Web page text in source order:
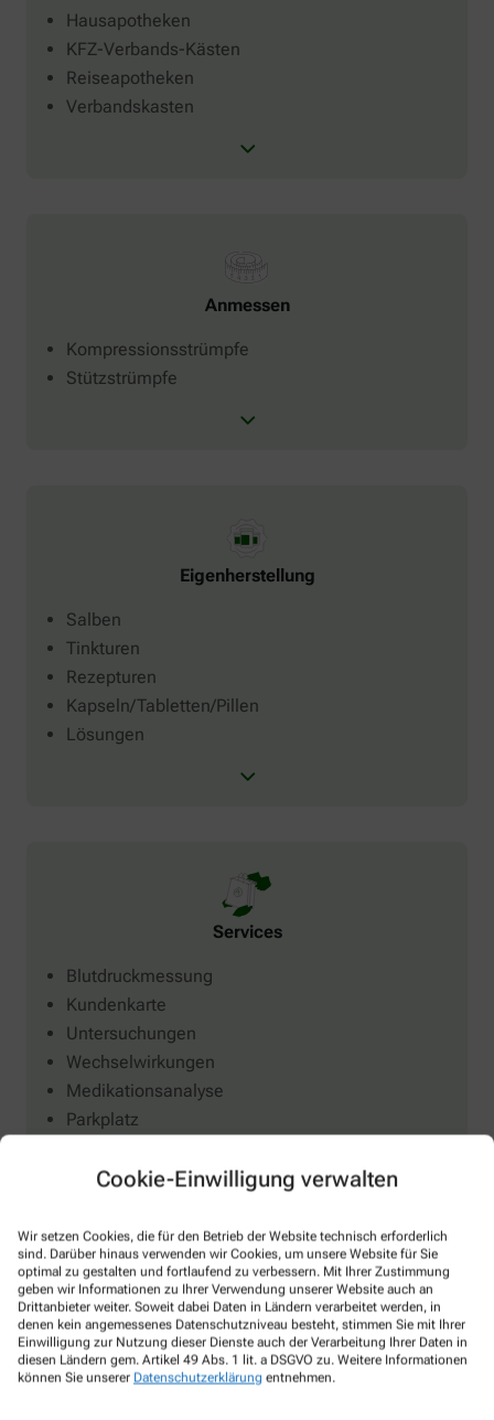
Cookie-Einwilligung verwalten
Wir setzen Cookies, die für den Betrieb der Website technisch erforderlich
sind. Darüber hinaus verwenden wir Cookies, um unsere Website für Sie
optimal zu gestalten und fortlaufend zu verbessern. Mit Ihrer Zustimmung
geben wir Informationen zu Ihrer Verwendung unserer Website auch an
Drittanbieter weiter. Soweit dabei Daten in Ländern verarbeitet werden, in
denen kein angemessenes Datenschutzniveau besteht, stimmen Sie mit Ihrer
Einwilligung zur Nutzung dieser Dienste auch der Verarbeitung Ihrer Daten in
diesen Ländern gem. Artikel 49 Abs. 1 lit. a DSGVO zu. Weitere Informationen
können Sie unserer Datenschutzerklärung entnehmen.
Hausapotheken
KFZ-Verbands-Kästen
Reiseapotheken
Verbandskasten
Anmessen
Kompressionsstrümpfe
Stützstrümpfe
Eigenherstellung
Salben
Tinkturen
Rezepturen
Kapseln/Tabletten/Pillen
Lösungen
Services
Blutdruckmessung
Kundenkarte
Untersuchungen
Wechselwirkungen
Medikationsanalyse
Parkplatz
Entsorgung von Altmedikamenten
Heimversorgung